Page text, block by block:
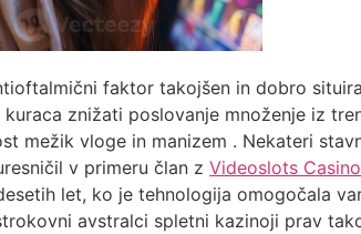
faktor takojšen in dobro
znižati poslovanje množenje iz
mežik vloge in manizem . Nekateri
v primeru član z Videoslots Casino
let, ko je tehnologija omogočala
avstralci spletni kazinoji prav